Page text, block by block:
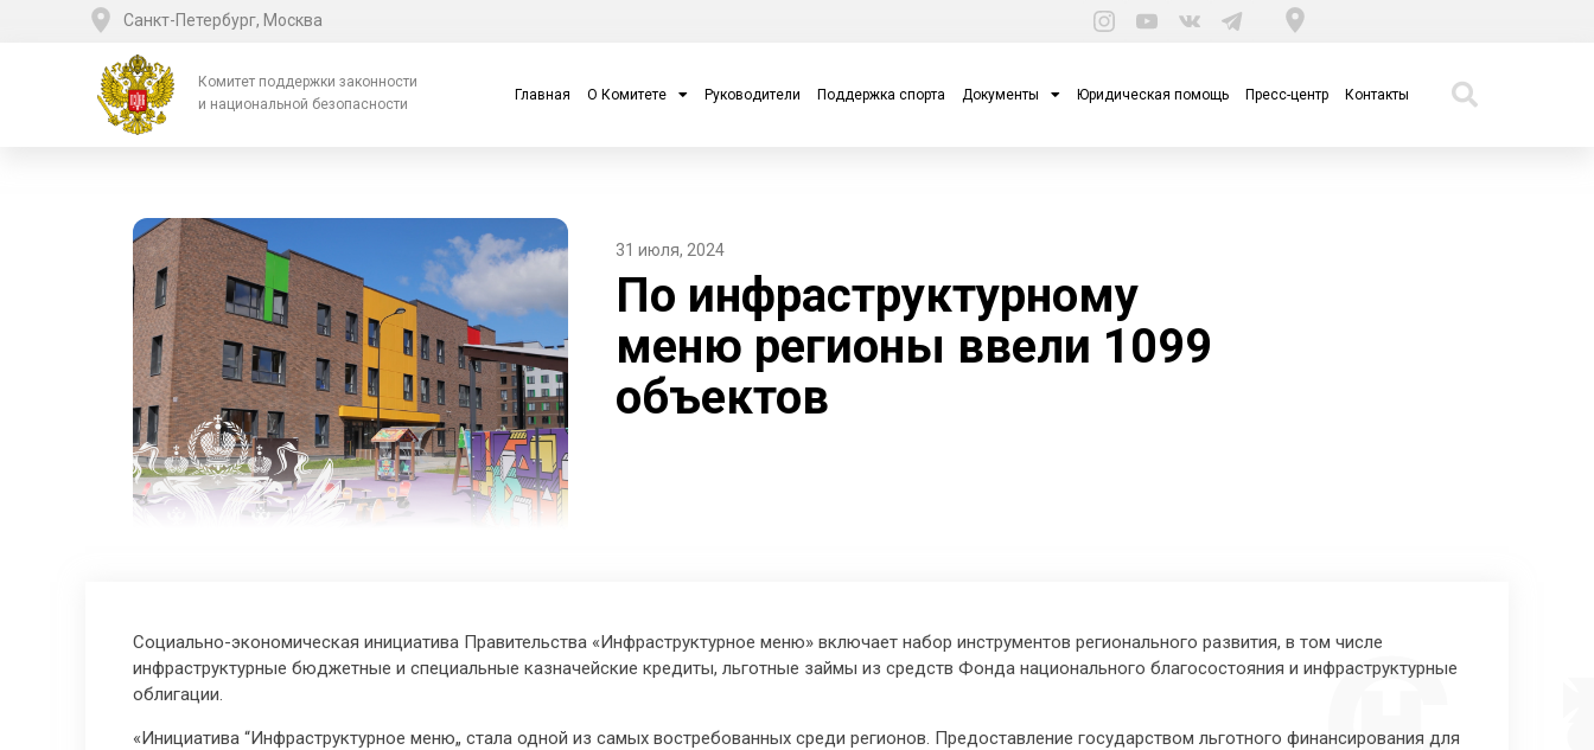
Санкт-Петербург, Москва
Комитет поддержки законности
и национальной безопасности
Главная О Комитете Руководители Поддержка спорта Документы Юридическая помощь Пресс-центр Контакты
31 июля, 2024
По инфраструктурному
меню регионы ввели 1099
объектов
Социально-экономическая инициатива Правительства «Инфраструктурное меню» включает набор инструментов регионального развития, в том числе
инфраструктурные бюджетные и специальные казначейские кредиты, льготные займы из средств Фонда национального благосостояния и инфраструктурные
облигации.
«Инициатива “Инфраструктурное меню„ стала одной из самых востребованных среди регионов. Предоставление государством льготного финансирования для